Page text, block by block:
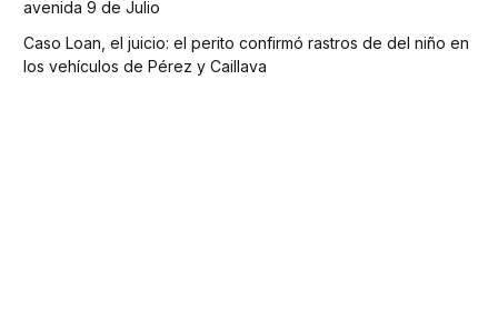
avenida 9 de Julio
Caso Loan, el juicio: el perito confirmó rastros de del niño en
los vehículos de Pérez y Caillava